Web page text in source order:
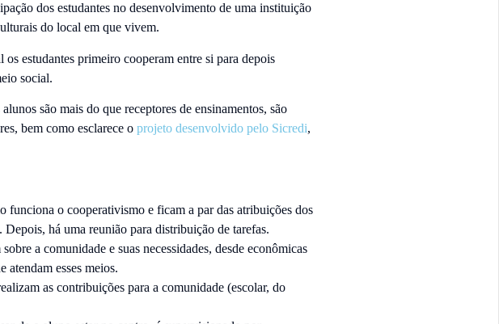
dos estudantes no desenvolvimento de uma instituição
do local em que vivem.
estudantes primeiro cooperam entre si para depois
social.
são mais do que receptores de ensinamentos, são
bem como esclarece o projeto desenvolvido pelo Sicredi,
funciona o cooperativismo e ficam a par das atribuições dos
há uma reunião para distribuição de tarefas.
a comunidade e suas necessidades, desde econômicas
atendam esses meios.
as contribuições para a comunidade (escolar, do